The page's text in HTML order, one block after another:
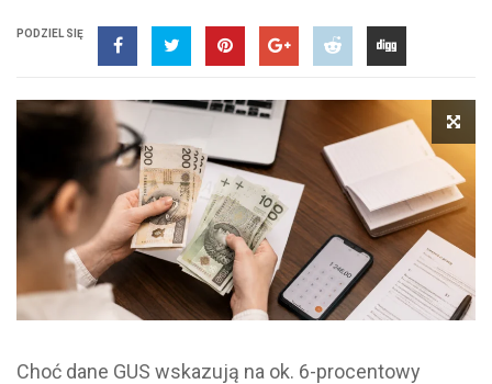
PODZIEL SIĘ
Choć dane GUS wskazują na ok. 6-procentowy